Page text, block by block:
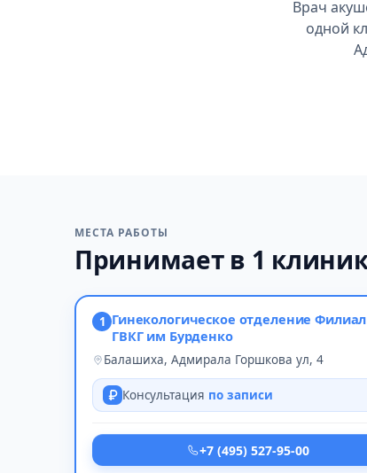
Врач
одной
МЕСТА РАБОТЫ
Принимает в 1
1 Гинекологическое отделение
ГВКГ им Бурденко
Балашиха, Адмирала Горшкова ул, 4
Консультация по записи
+7 (495) 527-95-00